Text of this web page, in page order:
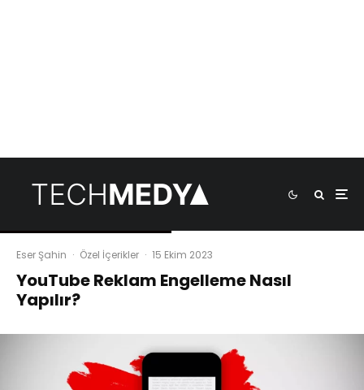
Eser Şahin · Özel İçerikler · 15 Ekim 2023
YouTube Reklam Engelleme Nasıl
Yapılır?